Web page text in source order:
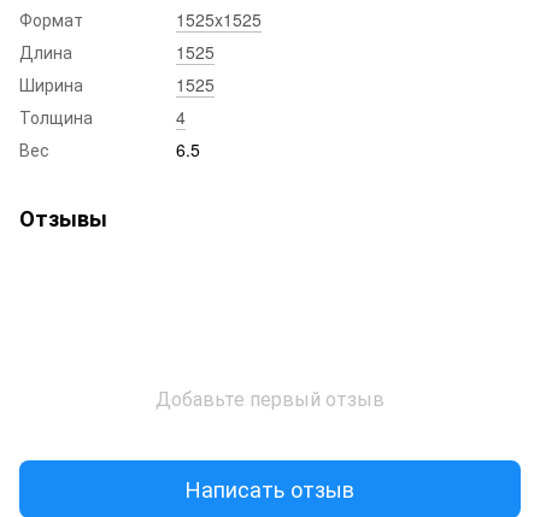
Формат
1525x1525
Длина
1525
Ширина
1525
Толщина
4
Вес
6.5
Отзывы
Добавьте первый отзыв
Написать отзыв